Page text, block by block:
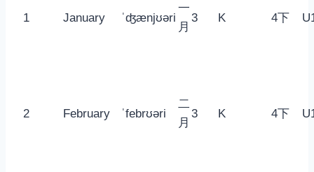
1 January ˈʤænjʊəri
一
月
3 K 4下
2 February ˈfebrʊəri
二
月
3 K 4下